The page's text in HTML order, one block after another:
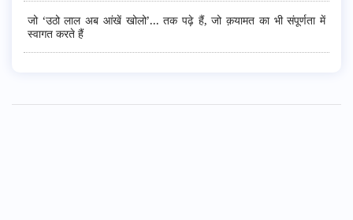
जो ‘उठो लाल अब आंखें खोलो’... तक पढ़े हैं, जो क़यामत का भी संपूर्णता में
स्वागत करते हैं